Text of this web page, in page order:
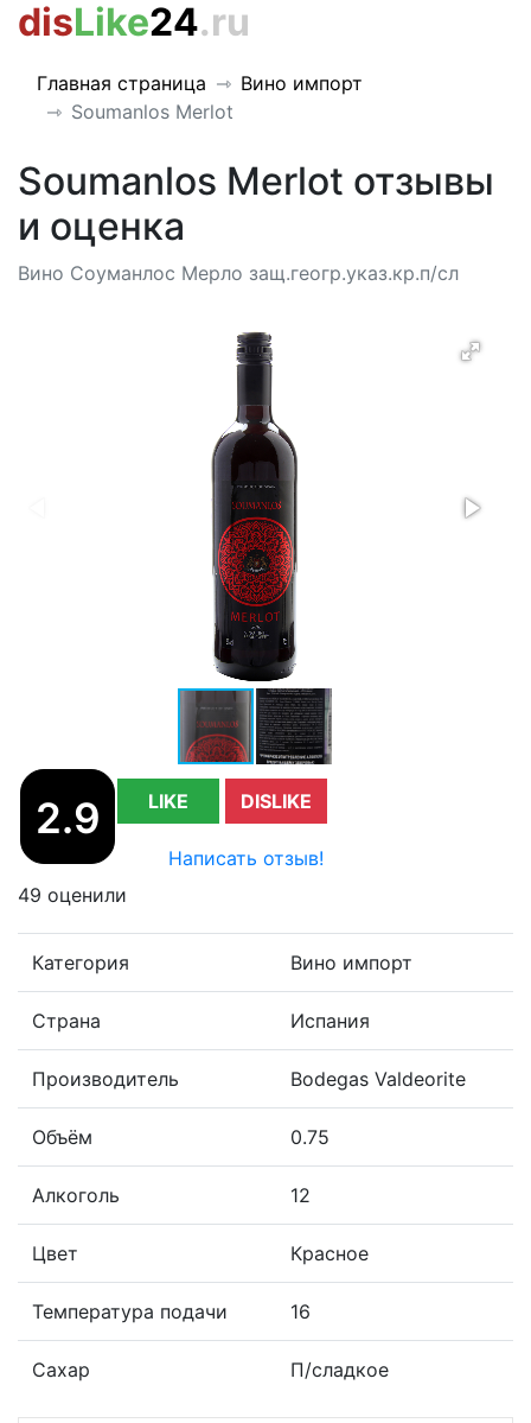
disLike24.ru
Главная страница
Вино импорт
Soumanlos Merlot
Soumanlos Merlot отзывы
и оценка
Вино Соуманлос Мерло защ.геогр.указ.кр.п/сл
2.9 LIKE DISLIKE
Написать отзыв!
49 оценили
Категория Вино импорт
Страна Испания
Производитель Bodegas Valdeorite
Объём 0.75
Алкоголь 12
Цвет Красное
Температура подачи 16
Сахар П/сладкое